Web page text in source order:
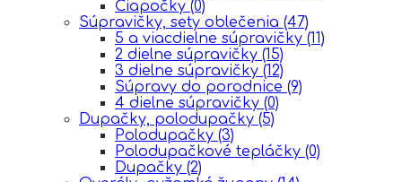
Čiapočky (0)
Súpravičky, sety oblečenia (47)
5 a viacdielne súpravičky (11)
2 dielne súpravičky (15)
3 dielne súpravičky (12)
Súpravy do porodnice (9)
4 dielne súpravičky (0)
Dupačky, polodupačky (5)
Polodupačky (3)
Polodupačkové tepláčky (0)
Dupačky (2)